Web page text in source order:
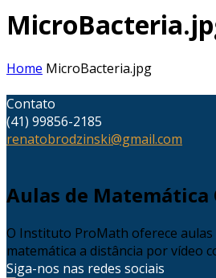
Home MicroBacteria.jpg
Contato
(41) 99856-2185
renatobrodzinski@gmail.com
Aulas de Matemática
O Instituto ProMath oferece
matemática a distância por vídeo
Siga-nos nas redes sociais